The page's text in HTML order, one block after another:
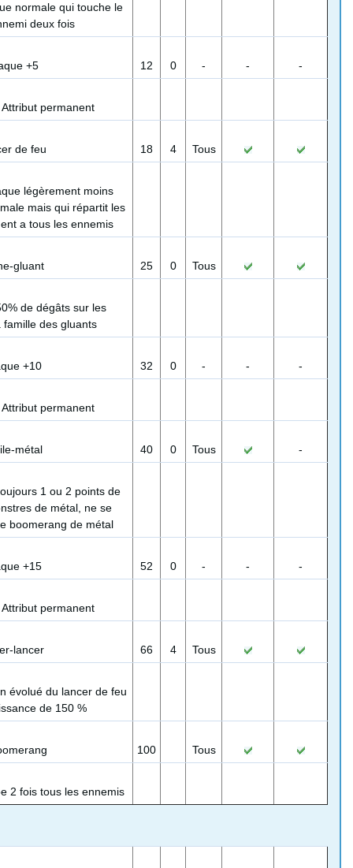
normale qui touche le
deux fois
+5 12 0 - - -
permanent
de feu 18 4 Tous
légèrement moins
mais qui répartit les
a tous les ennemis
gluant 25 0 Tous
de dégâts sur les
des gluants
+10 32 0 - - -
Attribut permanent
métal 40 0 Tous -
1 ou 2 points de
de métal, ne se
boomerang de métal
+15 52 0 - - -
Attribut permanent
lancer 66 4 Tous
évolué du lancer de feu
de 150 %
100 Tous
2 fois tous les ennemis